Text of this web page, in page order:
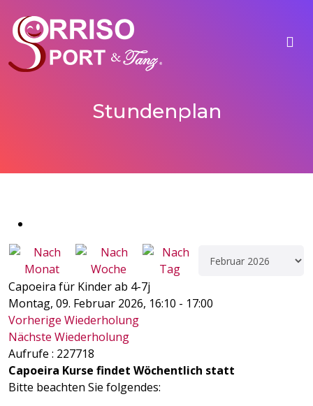
Stundenplan
Capoeira für Kinder ab 4-7j
Montag, 09. Februar 2026, 16:10 - 17:00
Vorherige Wiederholung
Nächste Wiederholung
Aufrufe : 227718
Capoeira Kurse findet Wöchentlich statt
Bitte beachten Sie folgendes: